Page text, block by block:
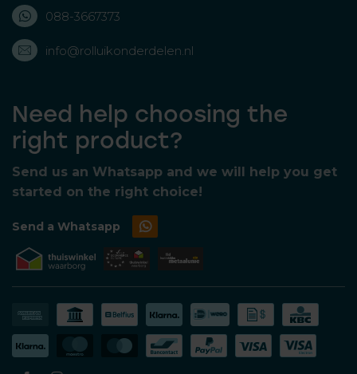
088-3667373
info@rolluikonderdelen.nl
Need help choosing the
right product?
Send us an Whatsapp and we will help you get
started on the right choice!
Send a Whatsapp